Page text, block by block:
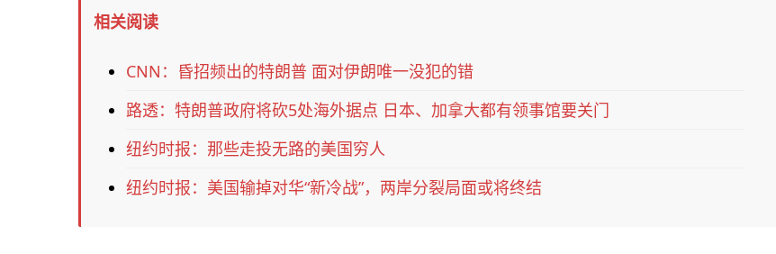
相关阅读
CNN：昏招频出的特朗普 面对伊朗唯一没犯的错
路透：特朗普政府将砍5处海外据点 日本、加拿大都有领事馆要关门
纽约时报：那些走投无路的美国穷人
纽约时报：美国输掉对华“新冷战”，两岸分裂局面或将终结